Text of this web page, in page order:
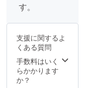
様々な
お届け
いたし
ます。
す。
支援に関するよ
くある質問
手数料はいく
らかかります
か？